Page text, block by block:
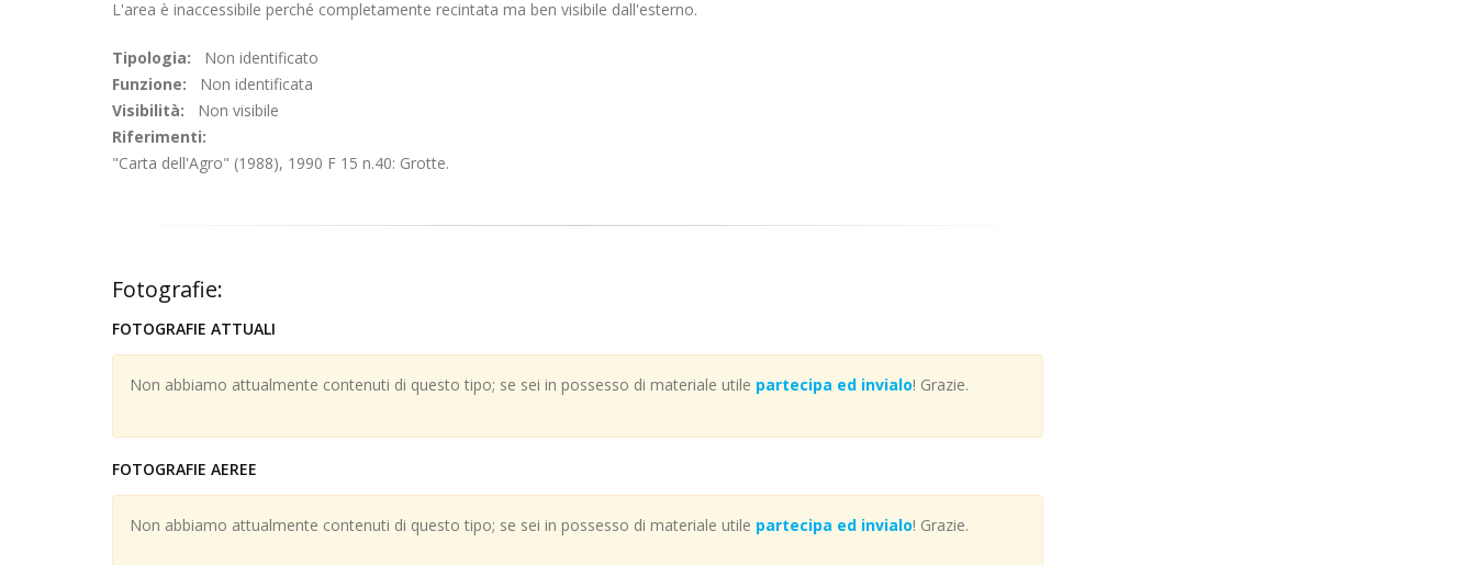
L'area è inaccessibile perché completamente recintata ma ben visibile dall'esterno.
Tipologia: Non identificato
Funzione: Non identificata
Visibilità: Non visibile
Riferimenti:
"Carta dell'Agro" (1988), 1990 F 15 n.40: Grotte.
Fotografie:
FOTOGRAFIE ATTUALI
Non abbiamo attualmente contenuti di questo tipo; se sei in possesso di materiale utile partecipa ed invialo! Grazie.
FOTOGRAFIE AEREE
Non abbiamo attualmente contenuti di questo tipo; se sei in possesso di materiale utile partecipa ed invialo! Grazie.